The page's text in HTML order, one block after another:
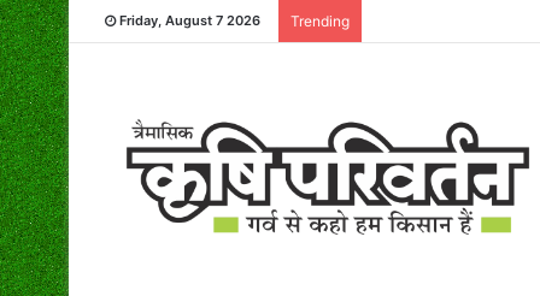
Friday, August 7 2026 Trending